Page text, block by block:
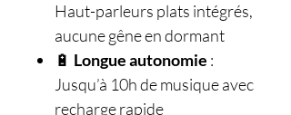
Haut-parleurs plats intégrés,
aucune gêne en dormant
🔋 Longue autonomie :
Jusqu’à 10h de musique avec
recharge rapide